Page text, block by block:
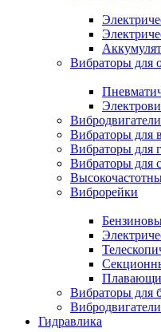
Вибраторы для
Вибраторы для
Вибраторы для
Вибраторы для
Виброрейки
Вибраторы для
Гидравлика